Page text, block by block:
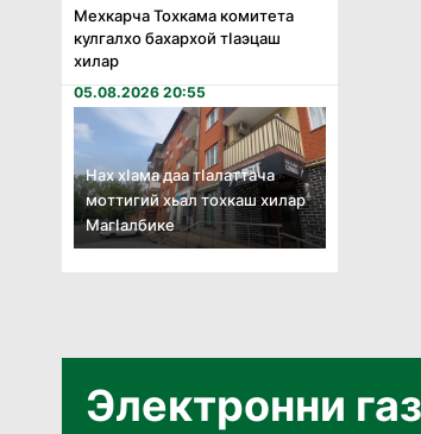
Мехкарча Тохкама комитета
кулгалхо бахархой тӏаэцаш
хилар
05.08.2026 20:55
Нах хӏама даа тӏалаттача
моттигий хьал тохкаш хилар
Магӏалбике
Электронни